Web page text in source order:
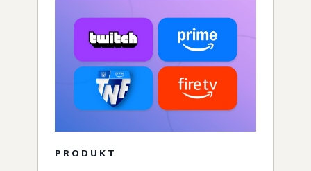
PRODUKT